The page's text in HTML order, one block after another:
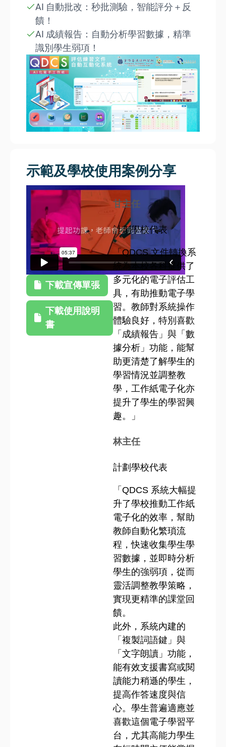
AI 自動批改：秒批測驗，智能評分＋反
饋！
AI 成績報告：自動分析學習數據，精準
識別學生弱項！
示範及學校使用案例分享
下載宣傳單張
下載使用說明
書
甘主任
計劃學校代表
「QDCS 文件轉換系
統為本校各科提供了
多元化的電子評估工
具，有助推動電子學
習。教師對系統操作
體驗良好，特別喜歡
「成績報告」與「數
據分析」功能，能幫
助更清楚了解學生的
學習情況並調整教
學，工作紙電子化亦
提升了學生的學習興
趣。」
林主任
計劃學校代表
「QDCS 系統大幅提
升了學校推動工作紙
電子化的效率，幫助
教師自動化繁瑣流
程，快速收集學生學
習數據，並即時分析
學生的強弱項，從而
靈活調整教學策略，
實現更精準的課堂回
饋。
此外，系統內建的
「複製詞語鍵」與
「文字朗讀」功能，
能有效支援書寫或閱
讀能力稍遜的學生，
提高作答速度與信
心。學生普遍適應並
喜歡這個電子學習平
台，尤其高能力學生